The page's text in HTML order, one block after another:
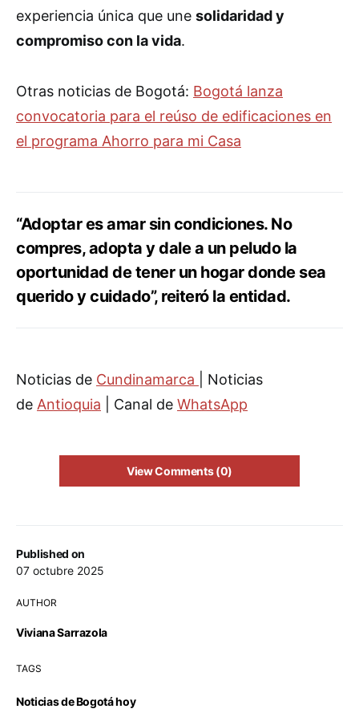
Published on
07 octubre 2025
AUTHOR
Viviana Sarrazola
TAGS
Noticias de Bogotá hoy
experiencia única que une solidaridad y
compromiso con la vida.
Otras noticias de Bogotá: Bogotá lanza
convocatoria para el reúso de edificaciones en
el programa Ahorro para mi Casa
“Adoptar es amar sin condiciones. No
compres, adopta y dale a un peludo la
oportunidad de tener un hogar donde sea
querido y cuidado”, reiteró la entidad.
Noticias de Cundinamarca
| Noticias
de Antioquia | Canal de WhatsApp
View Comments (0)